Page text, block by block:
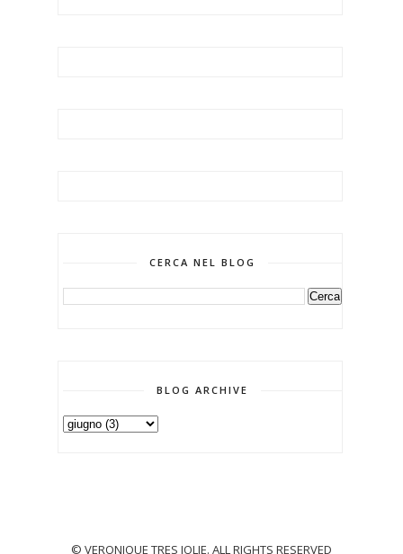
CERCA NEL BLOG
BLOG ARCHIVE
© VERONIQUE TRES JOLIE. ALL RIGHTS RESERVED